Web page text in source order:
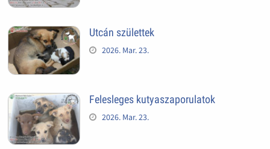
Utcán születtek
2026. Mar. 23.
Felesleges kutyaszaporulatok
2026. Mar. 23.